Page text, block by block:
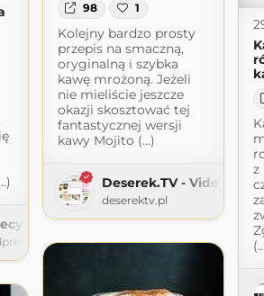
98 1
Kolejny bardzo prosty
przepis na smaczną,
oryginalną i szybka
kawę mrożoną. Jeżeli
nie mieliście jeszcze
okazji skosztować tej
fantastycznej wersji
kawy Mojito (...)
Deserek.TV - Video
deserektv.pl
świat » Kuchnia
z